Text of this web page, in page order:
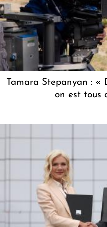
Tamara Stepanyan : «
on est tous